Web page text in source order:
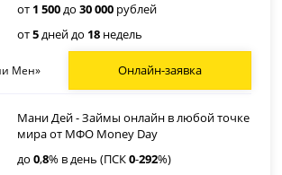
от 1 500до30 000 рублей
от5дней до 18 недель
Мен» Онлайн-заявка
Мани Дей - Займы онлайн в любой точке
мира от МФО Money Day
до0,8% в день (ПСК0-292%)